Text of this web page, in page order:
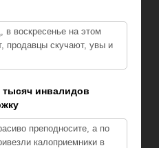
воскресенье на этом
продавцы скучают, увы и
инвалидов
преподносите, а по
калоприемники в